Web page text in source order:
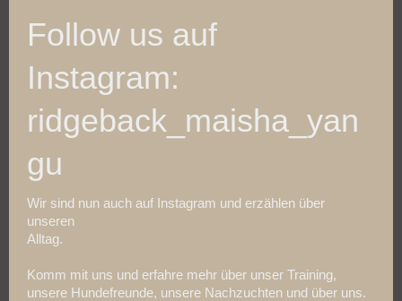
Follow us auf
Instagram:
ridgeback_maisha_yan
gu
Wir sind nun auch auf Instagram und erzählen über
unseren
Alltag.
Komm mit uns und erfahre mehr über unser Training,
unsere Hundefreunde, unsere Nachzuchten und über uns.